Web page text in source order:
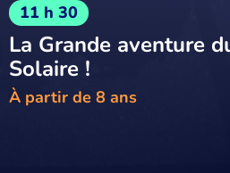
11 h 30
La Grande aventure
Solaire !
À partir de 8 ans